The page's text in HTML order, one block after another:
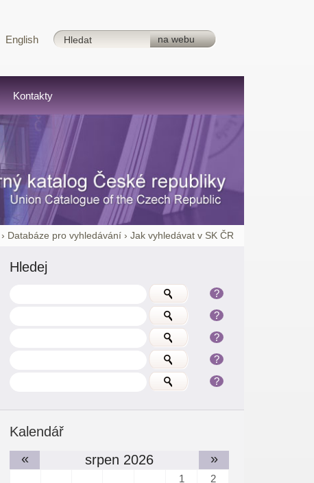
English
Kontakty
› Databáze pro vyhledávání ›Jak vyhledávat v SK ČR
Hledej
?
?
?
?
?
Kalendář
«
srpen 2026 »
1
2